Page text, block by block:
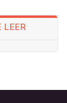
LEER